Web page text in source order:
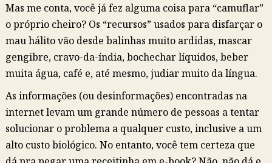
Mas me conta, você já fez alguma coisa para “camuflar”
o próprio cheiro? Os “recursos” usados para disfarçar o
mau hálito vão desde balinhas muito ardidas, mascar
gengibre, cravo-da-índia, bochechar líquidos, beber
muita água, café e, até mesmo, judiar muito da língua.
As informações (ou desinformações) encontradas na
internet levam um grande número de pessoas a tentar
solucionar o problema a qualquer custo, inclusive a um
alto custo biológico. No entanto, você tem certeza que